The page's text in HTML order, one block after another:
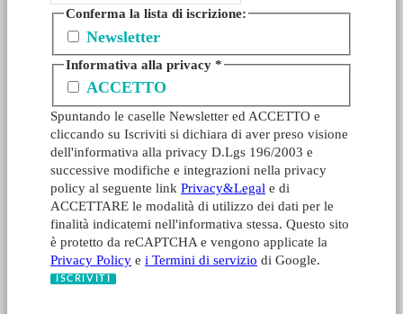
Conferma la lista di iscrizione:
Newsletter
Informativa alla privacy*
ACCETTO
Spuntando le caselle Newsletter ed ACCETTO e
cliccando su Iscriviti si dichiara di aver preso visione
dell'informativa alla privacy D.Lgs 196/2003 e
successive modifiche e integrazioni nella privacy
policy al seguente link Privacy&Legal e di
ACCETTARE le modalità di utilizzo dei dati per le
finalità indicatemi nell'informativa stessa. Questo sito
è protetto da reCAPTCHA e vengono applicate la
Privacy Policy e i Termini di servizio di Google.